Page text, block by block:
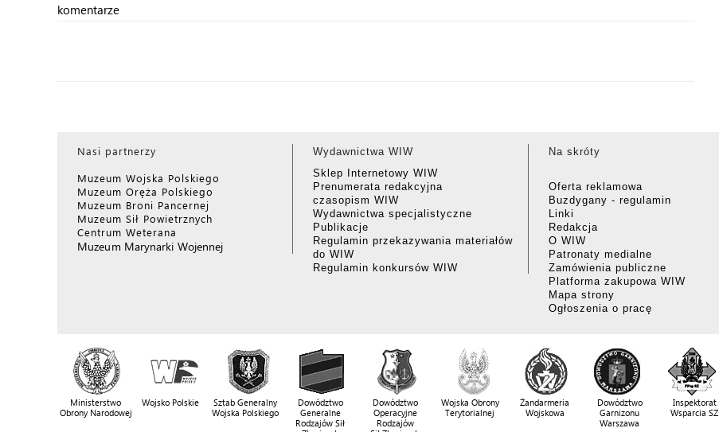
komentarze
Nasi partnerzy
Muzeum Wojska Polskiego
Muzeum Oręża Polskiego
Muzeum Broni Pancernej
Muzeum Sił Powietrznych
Centrum Weterana
Muzeum Marynarki Wojennej
Wydawnictwa WIW
Sklep Internetowy WIW
Prenumerata redakcyjna
czasopism WIW
Wydawnictwa specjalistyczne
Publikacje
Regulamin przekazywania materiałów
do WIW
Regulamin konkursów WIW
Na skróty
Oferta reklamowa
Buzdygany - regulamin
Linki
Redakcja
O WIW
Patronaty medialne
Zamówienia publiczne
Platforma zakupowa WIW
Mapa strony
Ogłoszenia o pracę
Ministerstwo
Obrony Narodowej
Wojsko Polskie
Sztab Generalny
Wojska Polskiego
Dowództwo
Generalne
Rodzajów Sił
Dowództwo
Operacyjne
Rodzajów
Wojska Obrony
Terytorialnej
Żandarmeria
Wojskowa
Dowództwo
Garnizonu
Warszawa
Inspektorat
Wsparcia SZ